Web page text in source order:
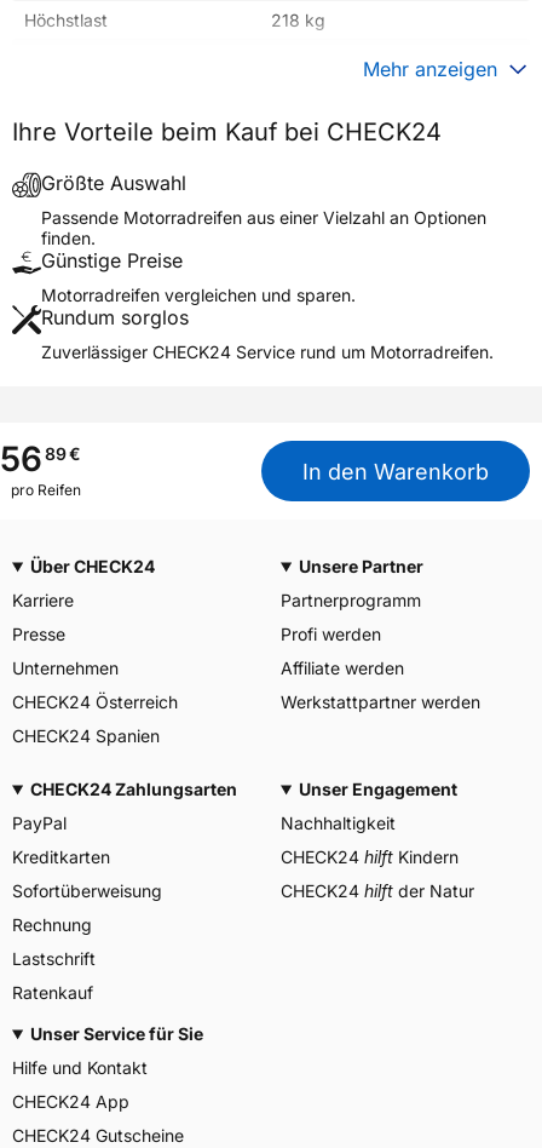
Höchstlast
218 kg
Fahrzeugtyp
Motorrad
Verwendung
Modellname
BATTLAX SCOOTER REAR
Reifenposition
Motorradtyp
Scooter
Weitere Eigenschaften
M+S
Nein
Motorrad Kennzeichnung
M/C
Allgemeine Produktsicherheit (GPSR)
Herstellerkontakt
BRIDGESTONE EU NV/SA,
Via del Fosso del Salceto
13/15 00128 Rome Italien,
market.surveillance@bridges
Mehr anzeigen
Ihre Vorteile beim Kauf bei CHECK24
Größte Auswahl
Passende Motorradreifen aus einer Vielzahl an Optionen
finden.
Günstige Preise
Motorradreifen vergleichen und sparen.
Rundum sorglos
Zuverlässiger CHECK24 Service rund um Motorradreifen.
5689€
pro Reifen
In den Warenkorb
Über CHECK24
Karriere
Presse
Unternehmen
CHECK24 Österreich
CHECK24 Spanien
Unsere Partner
Partnerprogramm
Profi werden
Affiliate werden
Werkstattpartner werden
CHECK24 Zahlungsarten
PayPal
Kreditkarten
Sofortüberweisung
Rechnung
Lastschrift
Ratenkauf
Unser Engagement
Nachhaltigkeit
CHECK24 hilft Kindern
CHECK24 hilft der Natur
Unser Service für Sie
Hilfe und Kontakt
CHECK24 App
CHECK24 Gutscheine